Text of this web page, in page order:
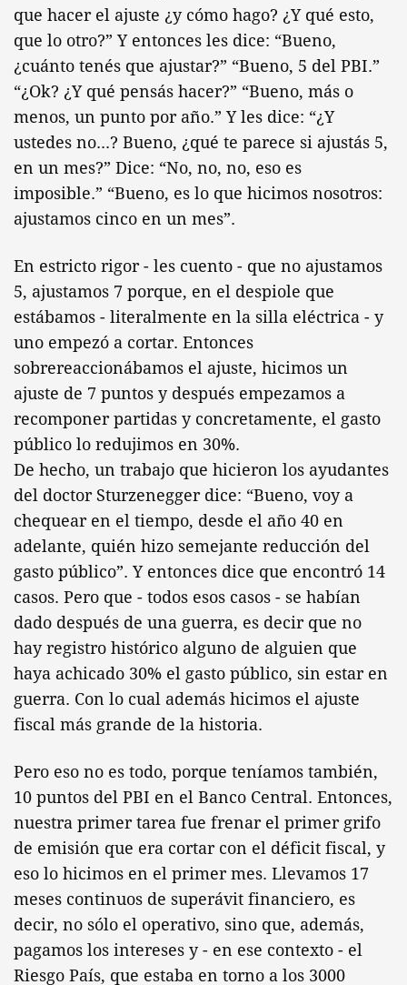
que hacer el ajuste ¿y cómo hago? ¿Y qué esto,
que lo otro?” Y entonces les dice: “Bueno,
¿cuánto tenés que ajustar?” “Bueno, 5 del PBI.”
“¿Ok? ¿Y qué pensás hacer?” “Bueno, más o
menos, un punto por año.” Y les dice: “¿Y
ustedes no...? Bueno, ¿qué te parece si ajustás 5,
en un mes?” Dice: “No, no, no, eso es
imposible.” “Bueno, es lo que hicimos nosotros:
ajustamos cinco en un mes”.
En estricto rigor - les cuento - que no ajustamos
5, ajustamos 7 porque, en el despiole que
estábamos - literalmente en la silla eléctrica - y
uno empezó a cortar. Entonces
sobrereaccionábamos el ajuste, hicimos un
ajuste de 7 puntos y después empezamos a
recomponer partidas y concretamente, el gasto
público lo redujimos en 30%.
De hecho, un trabajo que hicieron los ayudantes
del doctor Sturzenegger dice: “Bueno, voy a
chequear en el tiempo, desde el año 40 en
adelante, quién hizo semejante reducción del
gasto público”. Y entonces dice que encontró 14
casos. Pero que - todos esos casos - se habían
dado después de una guerra, es decir que no
hay registro histórico alguno de alguien que
haya achicado 30% el gasto público, sin estar en
guerra. Con lo cual además hicimos el ajuste
fiscal más grande de la historia.
Pero eso no es todo, porque teníamos también,
10 puntos del PBI en el Banco Central. Entonces,
nuestra primer tarea fue frenar el primer grifo
de emisión que era cortar con el déficit fiscal, y
eso lo hicimos en el primer mes. Llevamos 17
meses continuos de superávit financiero, es
decir, no sólo el operativo, sino que, además,
pagamos los intereses y - en ese contexto - el
Riesgo País, que estaba en torno a los 3000